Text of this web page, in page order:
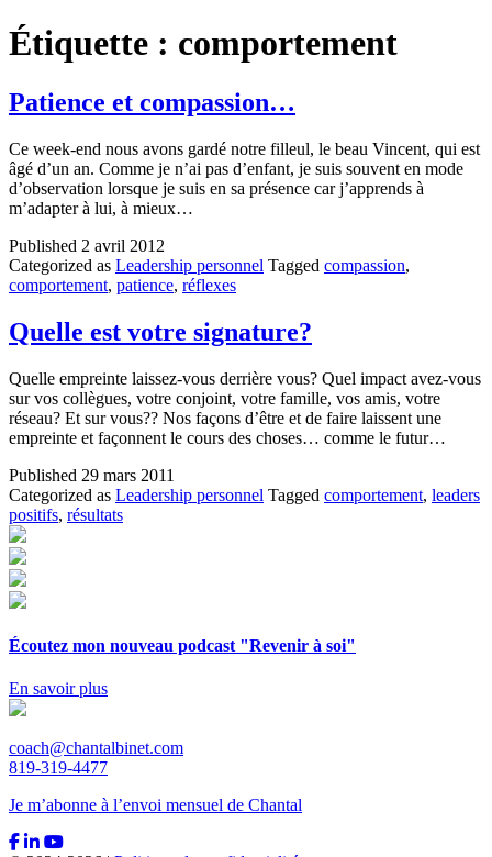
Étiquette : comportement
Patience et compassion…
Ce week-end nous avons gardé notre filleul, le beau Vincent, qui est
âgé d’un an. Comme je n’ai pas d’enfant, je suis souvent en mode
d’observation lorsque je suis en sa présence car j’apprends à
m’adapter à lui, à mieux…
Published 2 avril 2012
Categorized as Leadership personnel Tagged compassion,
comportement, patience, réflexes
Quelle est votre signature?
Quelle empreinte laissez-vous derrière vous? Quel impact avez-vous
sur vos collègues, votre conjoint, votre famille, vos amis, votre
réseau? Et sur vous?? Nos façons d’être et de faire laissent une
empreinte et façonnent le cours des choses… comme le futur…
Published 29 mars 2011
Categorized as Leadership personnel Tagged comportement, leaders
positifs, résultats
Écoutez mon nouveau podcast "Revenir à soi"
En savoir plus
coach@chantalbinet.com
819-319-4477
Je m’abonne à l’envoi mensuel de Chantal